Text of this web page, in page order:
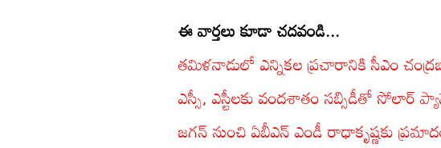
ఈ వార్తలు కూడా చదవండి...
తమిళనాడులో ఎన్నికల ప్రచారానికి సీఎం
ఎస్సీ, ఎస్టీలకు వందశాతం సబ్సిడీతో సోలార్
జగన్‌ నుంచి ఏబీఎన్ ఎండీ రాధాకృష్ణకు